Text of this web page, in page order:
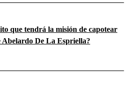
que tendrá la misión de capotear
Abelardo De La Espriella?